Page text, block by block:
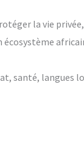
la vie
santé, langues